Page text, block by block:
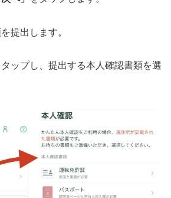
提出します。
タップし、提出する本人確認書類を選